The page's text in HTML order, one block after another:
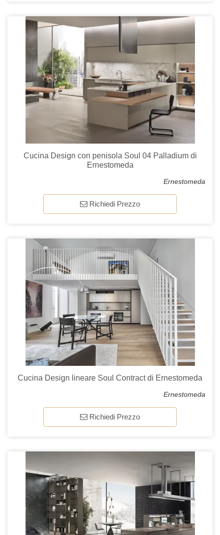
Cucina Design con penisola Soul 04 Palladium di
Ernestomeda
Ernestomeda
Richiedi Prezzo
Cucina Design lineare Soul Contract di Ernestomeda
Ernestomeda
Richiedi Prezzo